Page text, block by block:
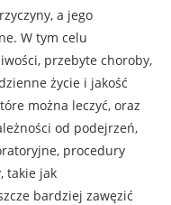
a jego
W tym celu
przebyte choroby,
życie i jakość
można leczyć, oraz
od podejrzeń,
procedury
takie jak
bardziej zawęzić